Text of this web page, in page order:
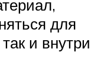
для
и внутри